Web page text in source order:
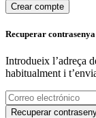
Crear compte
Recuperar contrasenya
Introdueix l’adreça
habitualment i
Recuperar